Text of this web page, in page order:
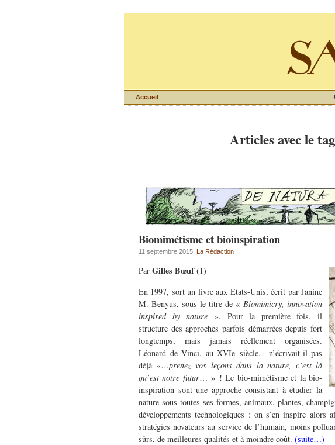
Accueil
Articles avec le
Biomimétisme et bioinspiration
11 septembre 2015, La Rédaction
Par Gilles Bœuf(1)
En 1997, sort un livre aux Etats-Unis, écrit par Janine
M. Benyus, sous le titre de « Biomimicry, innovation
inspired by nature ». Pour la première fois, il
structure des approches parfois démarrées depuis fort
longtemps, mais jamais réellement organisées.
Léonard de Vinci, au XVIe siècle, n’écrivait-il pas
déjà «…prenez vos leçons dans la nature, c’est là
qu’est notre futur… » ! Le bio-mimétisme et la bio-
inspiration sont une approche consistant à étudier la
nature sous toutes ses formes, animaux, plantes,
développements technologiques : on s’en inspire alors
stratégies novateurs au service de l’humain, moins
sûrs, de meilleures qualités et à moindre coût. (suite…)